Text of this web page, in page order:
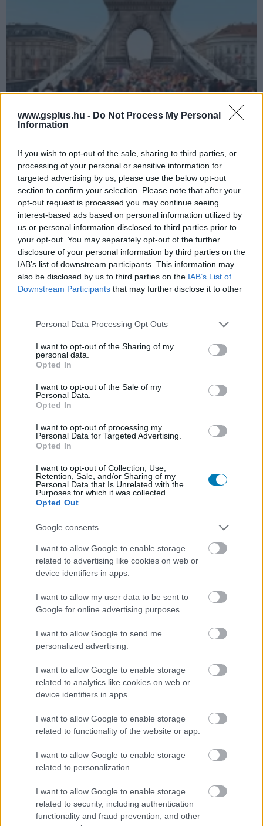
www.gsplus.hu - Do Not Process My Personal
Information
If you wish to opt-out of the sale, sharing to third parties, or
processing of your personal or sensitive information for
targeted advertising by us, please use the below opt-out
section to confirm your selection. Please note that after your
opt-out request is processed you may continue seeing
interest-based ads based on personal information utilized by
us or personal information disclosed to third parties prior to
your opt-out. You may separately opt-out of the further
disclosure of your personal information by third parties on the
IAB’s list of downstream participants. This information may
also be disclosed by us to third parties on the IAB’s List of
Downstream Participants that may further disclose it to other
Please note that this website/app uses one or more Google
not limited to your visit or usage behaviour. You may click to
grant or deny consent to Google and its third-party tags to
use your data for below specified purposes in below Google
consent section.
Personal Data Processing Opt Outs
I want to opt-out of the Sharing of my
personal data.
Opted In
I want to opt-out of the Sale of my
Personal Data.
Opted In
I want to opt-out of processing my
Personal Data for Targeted Advertising.
Opted In
I want to opt-out of Collection, Use,
Retention, Sale, and/or Sharing of my
Personal Data that Is Unrelated with the
Purposes for which it was collected.
Opted Out
Google consents
I want to allow Google to enable storage
related to advertising like cookies on web or
device identifiers in apps.
I want to allow my user data to be sent to
Google for online advertising purposes.
I want to allow Google to send me
personalized advertising.
I want to allow Google to enable storage
related to analytics like cookies on web or
device identifiers in apps.
I want to allow Google to enable storage
related to functionality of the website or app.
I want to allow Google to enable storage
related to personalization.
I want to allow Google to enable storage
related to security, including authentication
functionality and fraud prevention, and other
reklámfilmjébe
| 2025.09.02 17:30
A bank közlése szerint a forradalom minden magyar
számára közös értéket képvisel.
Greta Thumberg ellen
| 2025.07.15 16:28
aktivistával szemben, de valószínűleg a Pride-on való
részvételével kapcsolatos az ügy.
Bödőcs Tibi német lakossági technóval üdvözli a
| 2025.06.07 09:03
klippel uszít gyűlöletre Magyarország legjobb humoristája.